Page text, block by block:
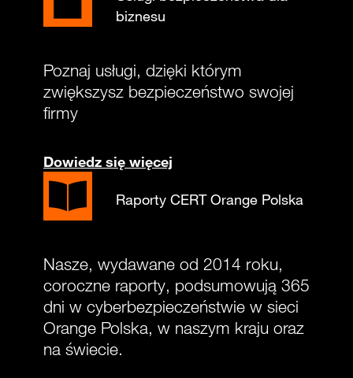
biznesu
Poznaj usługi, dzięki którym
zwiększysz bezpieczeństwo swojej
firmy
Dowiedz się więcej
Raporty CERT Orange Polska
Nasze, wydawane od 2014 roku,
coroczne raporty, podsumowują 365
dni w cyberbezpieczeństwie w sieci
Orange Polska, w naszym kraju oraz
na świecie.